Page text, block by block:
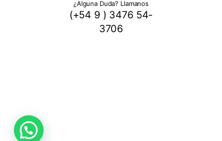
¿Alguna Duda? Llamanos
(+54 9 ) 3476 54-
3706